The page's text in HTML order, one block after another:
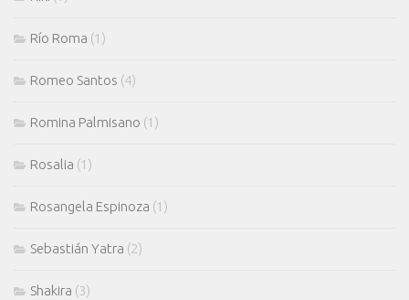
Río Roma (1)
Romeo Santos (4)
Romina Palmisano (1)
Rosalia (1)
Rosangela Espinoza (1)
Sebastián Yatra (2)
Shakira (3)